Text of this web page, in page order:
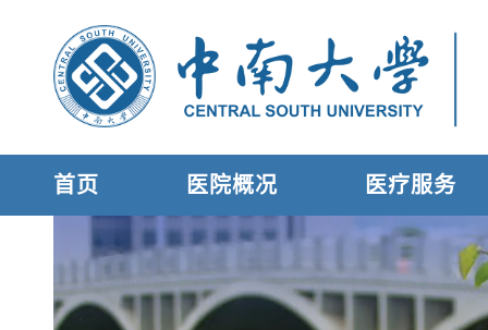
首页 医院概况 医疗服务